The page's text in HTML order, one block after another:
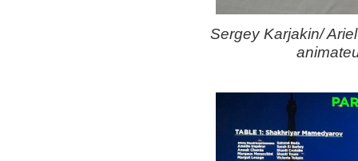
Sergey Karjakin/